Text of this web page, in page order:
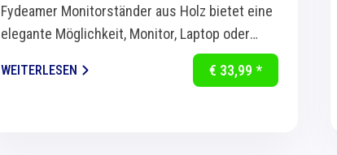
Fydeamer Monitorständer aus Holz bietet eine
elegante Möglichkeit, Monitor, Laptop oder
Bildschirm ergonomisch auf Augenhöhe zu...
WEITERLESEN € 33,99 *